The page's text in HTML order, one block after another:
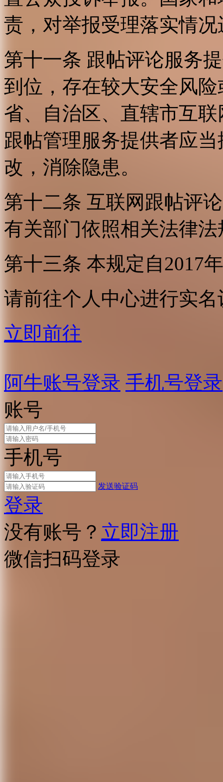
责，对举报受理落实情
第十一条 跟帖评论服务
到位，存在较大安全风
省、自治区、直辖市互
跟帖管理服务提供者应
改，消除隐患。
第十二条 互联网跟帖评
有关部门依照相关法律
第十三条 本规定自2017
请前往个人中心进行实名
立即前往
阿牛账号登录 手机号登录
账号
手机号
发送验证码
登录
没有账号？ 立即注册
微信扫码登录